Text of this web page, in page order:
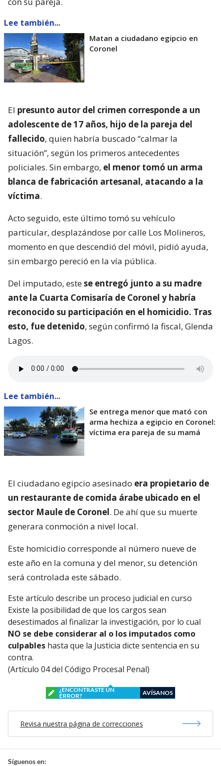
Lee también...
Matan a ciudadano egipcio en
Coronel
El presunto autor del crimen corresponde a un
adolescente de 17 años, hijo de la pareja del
fallecido, quien habría buscado “calmar la
situación”, según los primeros antecedentes
policiales. Sin embargo, el menor tomó un arma
blanca de fabricación artesanal, atacando a la
víctima.
Acto seguido, este último tomó su vehículo
particular, desplazándose por calle Los Molineros,
momento en que descendió del móvil, pidió ayuda,
sin embargo pereció en la vía pública.
Del imputado, estese entregó junto a su madre
ante la Cuarta Comisaría de Coronel y habría
reconocido su participación en el homicidio. Tras
esto, fue detenido, según confirmó la fiscal, Glenda
Lagos.
Lee también...
Se entrega menor que mató con
arma hechiza a egipcio en Coronel:
víctima era pareja de su mamá
El ciudadano egipcio asesinado era propietario de
un restaurante de comida árabe ubicado en el
sector Maule de Coronel. De ahí que su muerte
generara conmoción a nivel local.
Este homicidio corresponde al número nueve de
este año en la comuna y del menor, su detención
será controlada este sábado.
Este artículo describe un proceso judicial en curso
Existe la posibilidad de que los cargos sean
desestimados al finalizar la investigación, por lo cual
NO se debe considerar al o los imputados como
culpables hasta que la Justicia dicte sentencia en su
contra.
(Artículo 04 del Código Procesal Penal)
¿ENCONTRASTE UN
ERROR?
AVÍSANOS
Revisa nuestra página de correcciones
Síguenos en: